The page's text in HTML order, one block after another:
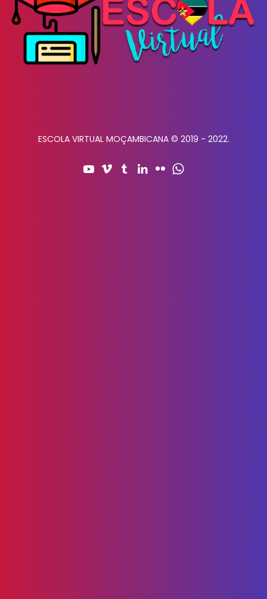
ESCOLA VIRTUAL MOÇAMBICANA © 2019 - 2022.